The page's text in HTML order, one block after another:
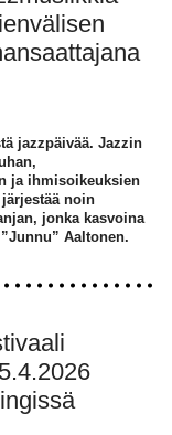
jazzpäivää. Jazzin
ja ihmisoikeuksien
noin
jonka kasvoina
Aaltonen.